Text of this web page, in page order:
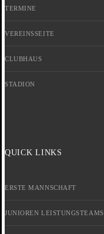
TERMINE
VEREINSSEITE
CLUBHAUS
STADION
QUICK LINKS
ERSTE MANNSCHAFT
JUNIOREN LEISTUNGSTEAMS